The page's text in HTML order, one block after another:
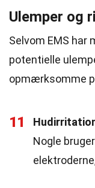
Ulemper og
Selvom EMS har
potentielle
opmærksomme
11
Nogle